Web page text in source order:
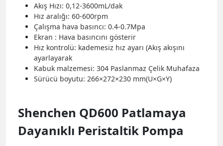
Akış Hızı: 0,12-3600mL/dak
Hız aralığı: 60-600rpm
Çalışma hava basıncı: 0.4-0.7Mpa
Ekran : Hava basıncını gösterir
Hız kontrolü: kademesiz hız ayarı (Akış akışını
ayarlayarak
Kabuk malzemesi: 304 Paslanmaz Çelik Muhafaza
Sürücü boyutu: 266×272×230 mm(U×G×Y)
Shenchen QD600 Patlamaya
Dayanıklı Peristaltik Pompa